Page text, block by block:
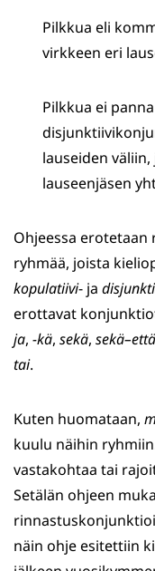
Pilkkua eli
virkkeen eri
Pilkkua ei
lauseiden
lauseenjäsen
Ohjeessa
ryhmää, joista
kopulatiivi- ja
erottavat
ja, -kä, sekä, sekä–että
tai.
Kuten huomataan,
kuulu näihin
vastakohtaa tai
Setälän ohjeen
näin ohje esitettiin